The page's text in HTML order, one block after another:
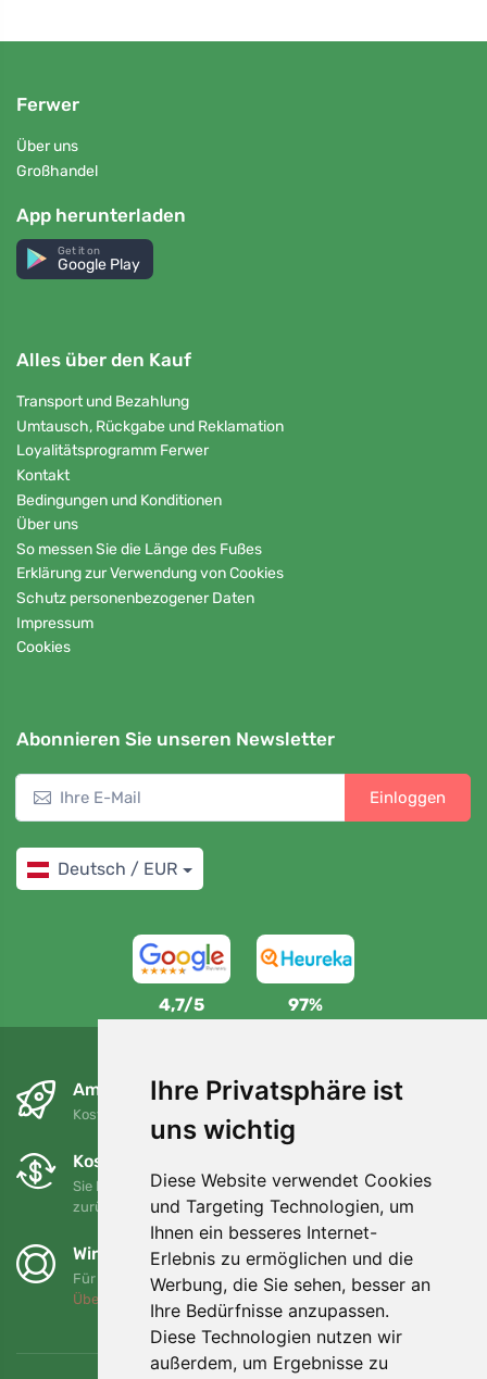
Ihre Privatsphäre ist
uns wichtig
Diese Website verwendet Cookies
und Targeting Technologien, um
Ihnen ein besseres Internet-
Erlebnis zu ermöglichen und die
Werbung, die Sie sehen, besser an
Ihre Bedürfnisse anzupassen.
Diese Technologien nutzen wir
außerdem, um Ergebnisse zu
Ferwer
Über uns
Großhandel
App herunterladen
Get it on
Google Play
Alles über den Kauf
Transport und Bezahlung
Umtausch, Rückgabe und Reklamation
Loyalitätsprogramm Ferwer
Kontakt
Bedingungen und Konditionen
Über uns
So messen Sie die Länge des Fußes
Erklärung zur Verwendung von Cookies
Schutz personenbezogener Daten
Impressum
Cookies
Abonnieren Sie unseren Newsletter
Einloggen
Deutsch / EUR
4,7/5 97%
Am nächsten Tag und kostenlos
Kostenloser Versand für Bestellungen über 80 EUR
Kostenloser Umtausch und Rückgabe
Sie können Ihre Bestellung jederzeit innerhalb von 90 Tagen
zurückgeben oder umtauschen.
Wir unterstützen Trees.org
Für jede Bestellung pflanzen wir einen Baum! Mehr lesen
Über uns